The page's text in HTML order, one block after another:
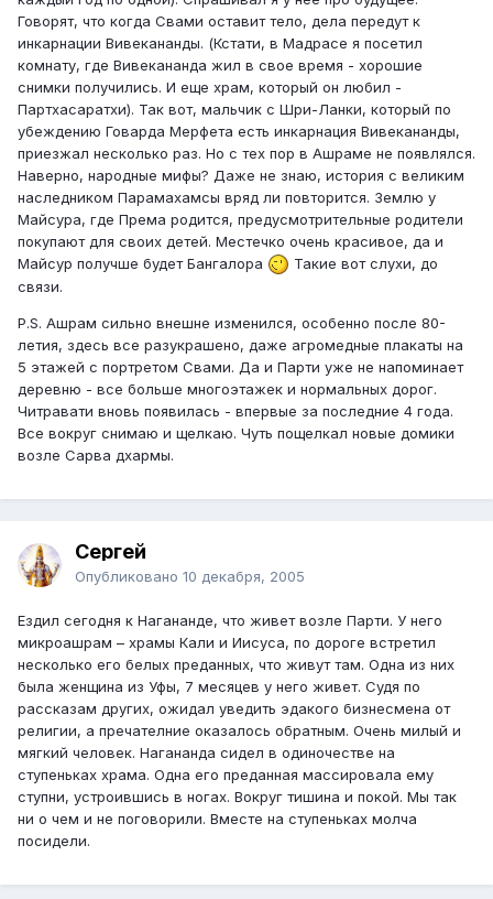
Говорят, что когда Свами оставит тело, дела передут к
инкарнации Вивекананды. (Кстати, в Мадрасе я посетил
комнату, где Вивекананда жил в свое время - хорошие
снимки получились. И еще храм, который он любил -
Партхасаратхи). Так вот, мальчик с Шри-Ланки, который по
убеждению Говарда Мерфета есть инкарнация Вивекананды,
приезжал несколько раз. Но с тех пор в Ашраме не появлялся.
Наверно, народные мифы? Даже не знаю, история с великим
наследником Парамахамсы вряд ли повторится. Землю у
Майсура, где Према родится, предусмотрительные родители
покупают для своих детей. Местечко очень красивое, да и
Майсур получше будет Бангалора
Такие вот слухи, до
связи.
P.S. Ашрам сильно внешне изменился, особенно после 80-
летия, здесь все разукрашено, даже агромедные плакаты на
5 этажей с портретом Свами. Да и Парти уже не напоминает
деревню - все больше многоэтажек и нормальных дорог.
Читравати вновь появилась - впервые за последние 4 года.
Все вокруг снимаю и щелкаю. Чуть пощелкал новые домики
возле Сарва дхармы.
Сергей
Опубликовано 10 декабря, 2005
Ездил сегодня к Нагананде, что живет возле Парти. У него
микроашрам – храмы Кали и Иисуса, по дороге встретил
несколько его белых преданных, что живут там. Одна из них
была женщина из Уфы, 7 месяцев у него живет. Судя по
рассказам других, ожидал уведить эдакого бизнесмена от
религии, а пречателние оказалось обратным. Очень милый и
мягкий человек. Нагананда сидел в одиночестве на
ступеньках храма. Одна его преданная массировала ему
ступни, устроившись в ногах. Вокруг тишина и покой. Мы так
ни о чем и не поговорили. Вместе на ступеньках молча
посидели.